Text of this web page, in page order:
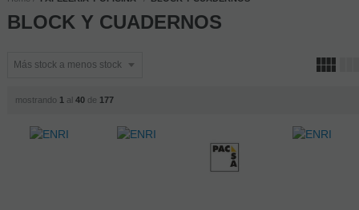
BLOCK Y CUADERNOS
mostrando 1 al 40de 177